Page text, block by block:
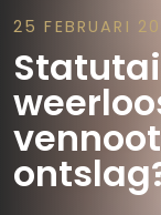
25 FEBRUARI